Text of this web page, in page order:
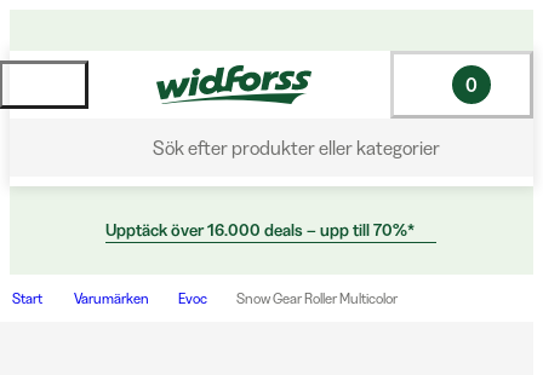
Sök efter produkter eller kategorier
0
Upptäck över 16.000 deals – upp till 70%*
Start Varumärken Evoc Snow Gear Roller Multicolor